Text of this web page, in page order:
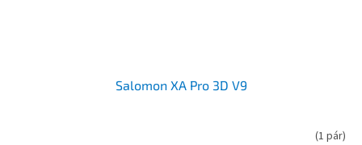
Salomon XA Pro 3D V9
(1 pár)